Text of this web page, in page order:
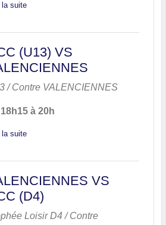
la suite
(U13) VS
/ Contre VALENCIENNES
à 20h
la suite
VS
(D4)
Loisir D4 / Contre